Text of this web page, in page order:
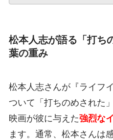
松本人志が語る「打ち
葉の重み
松本人志さんが『ライフ
ついて「打ちのめされた
映画が彼に与えた強烈な
ます。通常、松本さんは